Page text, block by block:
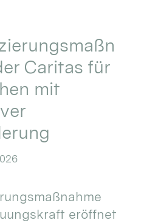
Caritas für
mit
eröffnet